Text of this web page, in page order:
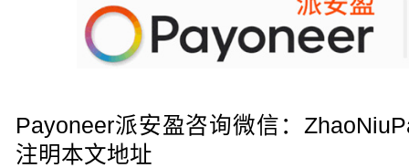
Payoneer派安盈咨询微信：
注明本文地址